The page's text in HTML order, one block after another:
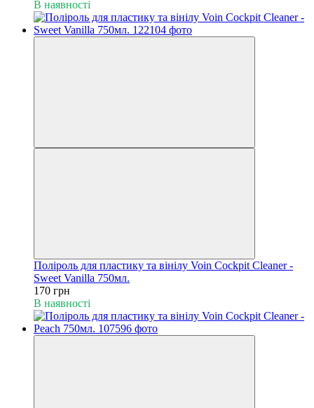
В наявності
Поліроль для пластику та вінілу Voin Cockpit Cleaner -
Sweet Vanilla 750мл.
170 грн
В наявності